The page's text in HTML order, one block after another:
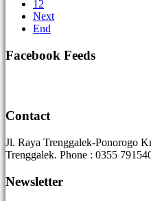
12
Next
End
Facebook Feeds
Contact
Jl. Raya Trenggalek-Ponorogo
Trenggalek. Phone : 0355
Newsletter